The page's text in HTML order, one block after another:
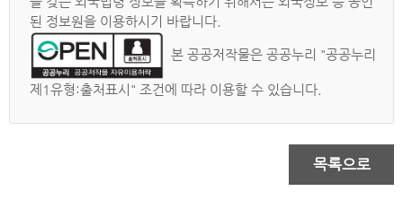
된 정보원을 이용하시기 바랍니다.
본 공공저작물은 공공누리 "공공누리
제1유형:출처표시" 조건에 따라 이용할 수 있습니다.
목록으로